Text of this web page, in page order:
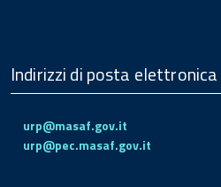
Indirizzi di posta elettronica
urp@masaf.gov.it
urp@pec.masaf.gov.it